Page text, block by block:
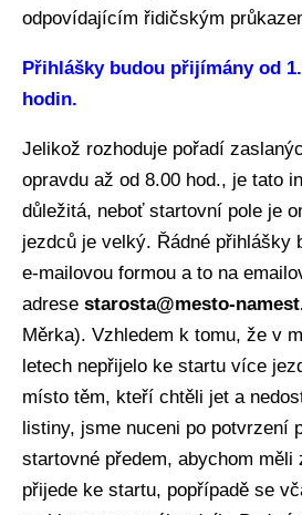
odpovídajícím řidičským
Přihlášky budou přijímány od
hodin.
Jelikož rozhoduje pořadí
opravdu až od 8.00 hod., je tato
důležitá, neboť startovní pole je
jezdců je velký. Řádné přihlášky
e-mailovou formou a to na
adrese starosta@mesto-
Měrka). Vzhledem k tomu, že v
letech nepřijelo ke startu více
místo těm, kteří chtěli jet a
listiny, jsme nuceni po potvrzení
startovné předem, abychom měli
přijede ke startu, popřípadě se